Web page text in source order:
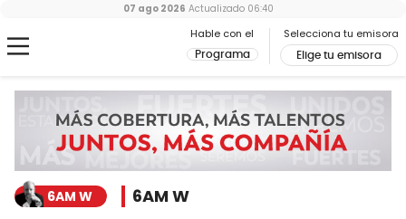
Hable con el
Programa
Selecciona tu emisora
Elige tu emisora
07 ago 2026 Actualizado 06:40
6AM W 6AM W